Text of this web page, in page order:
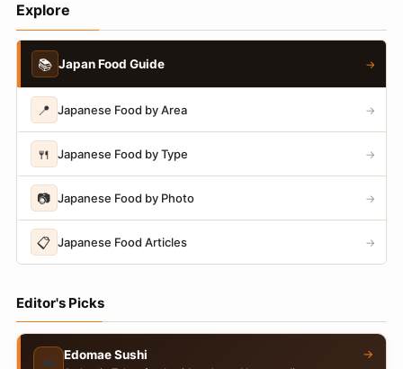
Explore
📚 Japan Food Guide →
📍 Japanese Food by Area →
🍴 Japanese Food by Type →
📷 Japanese Food by Photo →
📋 Japanese Food Articles →
Editor's Picks
🍣 Edomae Sushi →